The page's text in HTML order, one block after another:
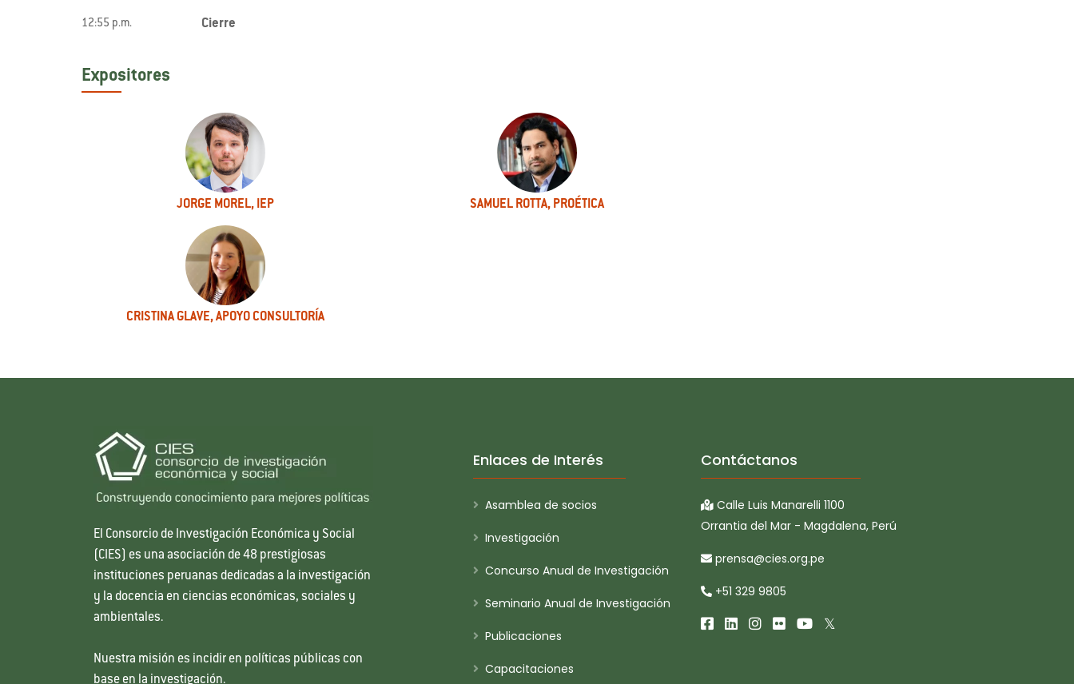
12:55 p.m. Cierre
Expositores
JORGE MOREL, IEP SAMUEL ROTTA, PROÉTICA
CRISTINA GLAVE, APOYO CONSULTORÍA
El Consorcio de Investigación Económica y Social
(CIES) es una asociación de 48 prestigiosas
instituciones peruanas dedicadas a la investigación
y la docencia en ciencias económicas, sociales y
ambientales.
Nuestra misión es incidir en políticas públicas con
base en la investigación.
Enlaces de Interés
Asamblea de socios
Investigación
Concurso Anual de Investigación
Seminario Anual de Investigación
Publicaciones
Capacitaciones
Contáctanos
Calle Luis Manarelli 1100
Orrantia del Mar - Magdalena, Perú
prensa@cies.org.pe
+51 329 9805